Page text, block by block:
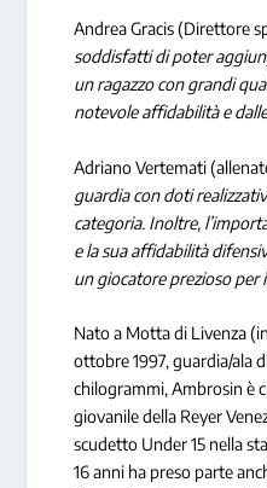
Andrea Gracis (Direttore
soddisfatti di poter
un ragazzo con grandi
notevole affidabilità e
Adriano Vertemati
guardia con doti
categoria. Inoltre,
e la sua affidabilità
un giocatore prezioso
Nato a Motta di Livenza
ottobre 1997, guardia/ala
chilogrammi, Ambrosin è
giovanile della Reyer
scudetto Under 15 nella
16 anni ha preso parte